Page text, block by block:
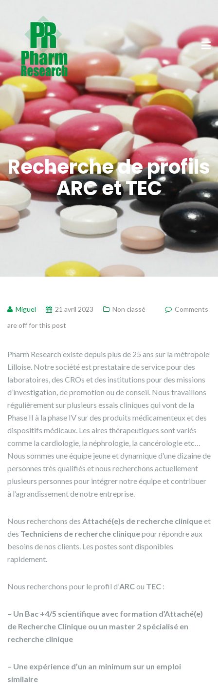
Recherche de profils
ARC et TEC
Miguel 21 avril 2023 Non classé
Comments
are off for this post
Pharm Research existe depuis plus de 25 ans sur la métropole
Lilloise. Notre société est prestataire de service pour des
laboratoires, des CROs et des institutions pour des missions
d’investigation, de promotion ou de conseil. Nous travaillons
régulièrement sur plusieurs essais cliniques qui vont de la
Phase II à la phase IV sur des produits médicamenteux et des
dispositifs médicaux. Les aires thérapeutiques sont variés
comme la cardiologie, la néphrologie, la cancérologie etc…
Nous sommes une équipe jeune et dynamique d’une dizaine de
personnes très qualifiés et nous recherchons actuellement
plusieurs personnes pour intégrer notre équipe et contribuer
à l’agrandissement de notre entreprise.
Nous recherchons des Attaché(e)s de recherche cliniqueet
des Techniciens de recherche cliniquepour répondre aux
besoins de nos clients. Les postes sont disponibles
rapidement.
Nous recherchons pour le profil d’ARCou TEC :
– Un Bac +4/5 scientifique avec formation d’Attaché(e)
de Recherche Clinique ou un master 2 spécialisé en
recherche clinique
– Une expérience d’un an minimum sur un emploi
similaire